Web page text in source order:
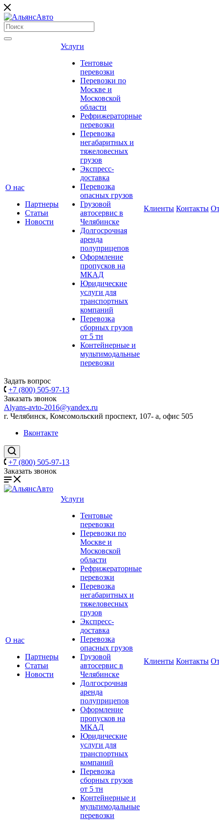
О нас
Партнеры
Статьи
Новости
Услуги
Тентовые
перевозки
Перевозки по
Москве и
Московской
области
Рефрижераторные
перевозки
Перевозка
негабаритных и
тяжеловесных
грузов
Экспресс-
доставка
Перевозка
опасных грузов
Грузовой
автосервис в
Челябинске
Долгосрочная
аренда
полуприцепов
Оформление
пропусков на
МКАД
Юридические
услуги для
транспортных
компаний
Перевозка
сборных грузов
от 5 тн
Контейнерные и
мультимодальные
перевозки
Клиенты Контакты
Задать вопрос
+7 (800) 505-97-13
Заказать звонок
Alyans-avto-2016@yandex.ru
г. Челябинск, Комсомольский проспект, 107- а, офис 505
Вконтакте
+7 (800) 505-97-13
Заказать звонок
О нас
Партнеры
Статьи
Новости
Услуги
Тентовые
перевозки
Перевозки по
Москве и
Московской
области
Рефрижераторные
перевозки
Перевозка
негабаритных и
тяжеловесных
грузов
Экспресс-
доставка
Перевозка
опасных грузов
Грузовой
автосервис в
Челябинске
Долгосрочная
аренда
полуприцепов
Оформление
пропусков на
МКАД
Юридические
услуги для
транспортных
компаний
Перевозка
сборных грузов
от 5 тн
Контейнерные и
мультимодальные
перевозки
Клиенты Контакты